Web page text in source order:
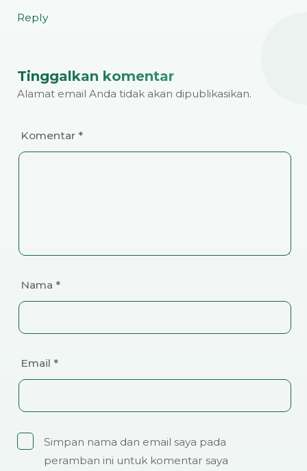
Reply
Tinggalkan komentar
Alamat email Anda tidak akan dipublikasikan.
Komentar *
Nama *
Email *
Simpan nama dan email saya pada
peramban ini untuk komentar saya